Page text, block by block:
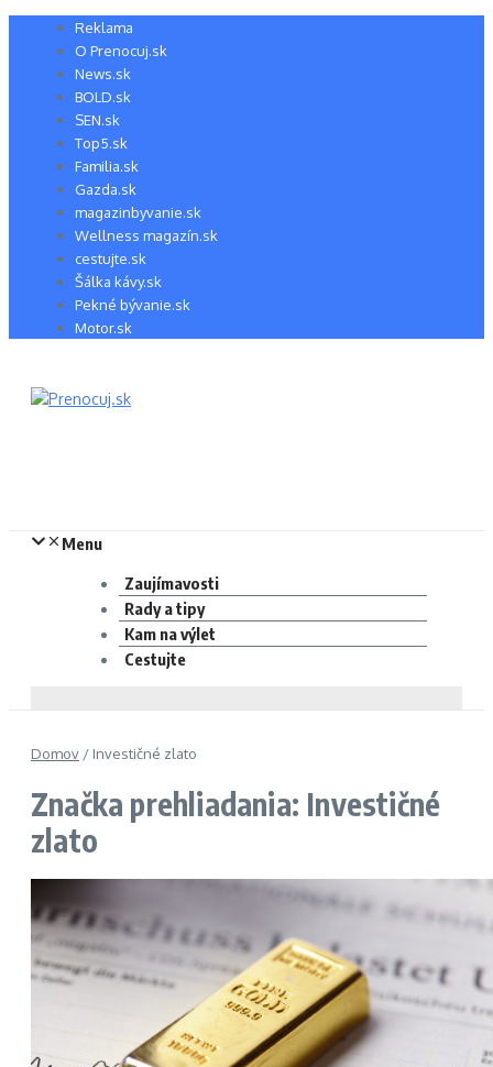
Preskočiť Reklama
O Prenocuj.sk
News.sk
BOLD.sk
SEN.sk
Top5.sk
Familia.sk
Gazda.sk
magazinbyvanie.sk
Wellness magazín.sk
cestujte.sk
Šálka kávy.sk
Pekné bývanie.sk
Motor.sk
Menu
Zaujímavosti
Rady a tipy
Kam na výlet
Cestujte
Domov / Investičné zlato
Značka prehliadania: Investičné
zlato